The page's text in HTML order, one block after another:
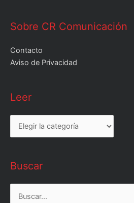
Sobre CR Comunicación
Contacto
Aviso de Privacidad
Leer
Leer
Buscar
Buscar